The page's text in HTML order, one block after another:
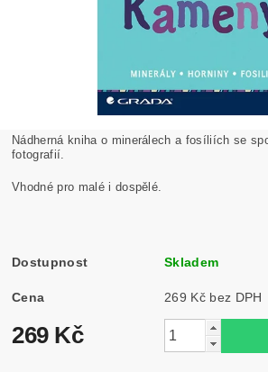
Nádherná kniha o minerálech a fosíliích se
fotografií.
Vhodné pro malé i dospělé.
Dostupnost Skladem
Cena 269 Kč bez DPH
269 Kč